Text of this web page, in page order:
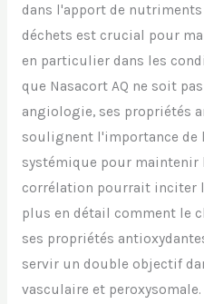
dans l'apport de
déchets est crucial pour
en particulier dans les
que Nasacort AQ ne soit
angiologie, ses propriétés
soulignent l'importance
systémique pour maintenir
corrélation pourrait inciter
plus en détail comment le
ses propriétés
servir un double objectif
vasculaire et peroxysomale.